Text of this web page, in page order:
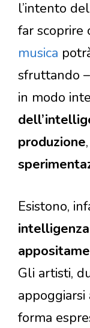
l’intento
far
musica
sfruttando
in modo
produzione,
Esistono,
Gli artisti,
forma